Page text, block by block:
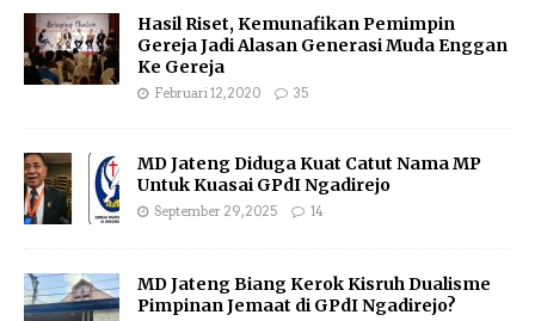
Hasil Riset, Kemunafikan Pemimpin
Gereja Jadi Alasan Generasi Muda Enggan
Ke Gereja
Februari 12, 2020 35
MD Jateng Diduga Kuat Catut Nama MP
Untuk Kuasai GPdI Ngadirejo
September 29, 2025 14
MD Jateng Biang Kerok Kisruh Dualisme
Pimpinan Jemaat di GPdI Ngadirejo?